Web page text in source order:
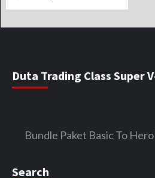
Duta Trading Class Super
Bundle Paket Basic To
Search